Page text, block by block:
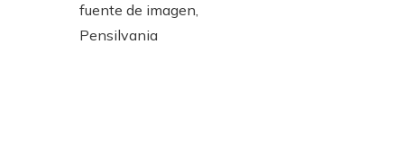
fuente de imagen,
Pensilvania